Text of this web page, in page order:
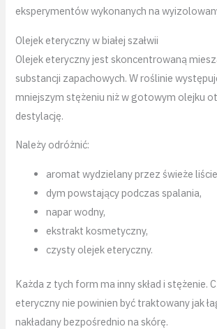
eksperymentów wykonanych na
Olejek eteryczny w białej szałwii
Olejek eteryczny jest skoncentrowaną
substancji zapachowych. W roślinie
mniejszym stężeniu niż w gotowym olejku
destylację.
Należy odróżnić:
aromat wydzielany przez świeże
dym powstający podczas spalania,
napar wodny,
ekstrakt kosmetyczny,
czysty olejek eteryczny.
Każda z tych form ma inny skład i stężenie.
eteryczny nie powinien być traktowany jak
nakładany bezpośrednio na skórę.